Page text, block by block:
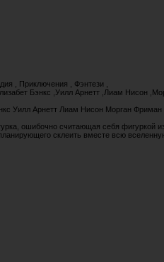
, Приключения , Фэнтези ,
Бэнкс ,Уилл Арнетт ,Лиам Нисон
Уилл Арнетт Лиам Нисон Морган
ошибочно считающая себя фигуркой
планирующего склеить вместе всю